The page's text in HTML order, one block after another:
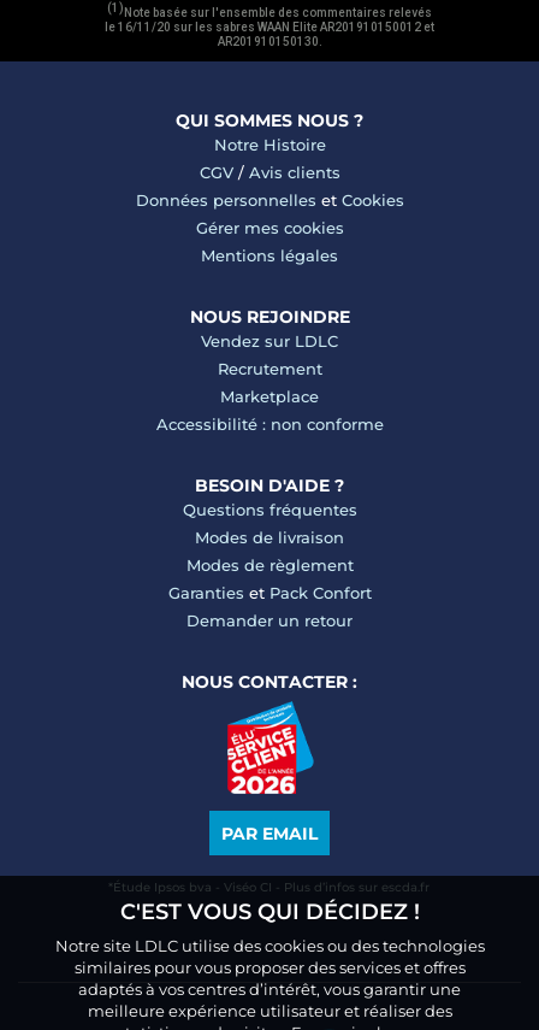
(1) Note basée sur l'ensemble des commentaires relevés
le 16/11/20 sur les sabres WAAN Elite AR201910150012 et
AR201910150130.
QUI SOMMES NOUS ?
Notre Histoire
CGV/ Avis clients
Données personnelles et Cookies
Gérer mes cookies
Mentions légales
NOUS REJOINDRE
Vendez sur LDLC
Recrutement
Marketplace
Accessibilité : non conforme
BESOIN D'AIDE ?
Questions fréquentes
Modes de livraison
Modes de règlement
Garanties et Pack Confort
Demander un retour
NOUS CONTACTER :
PAR EMAIL
*Étude Ipsos bva - Viséo CI - Plus d’infos sur escda.fr
C'EST VOUS QUI DÉCIDEZ !
Notre site LDLC utilise des cookies ou des technologies
similaires pour vous proposer des services et offres
adaptés à vos centres d’intérêt, vous garantir une
meilleure expérience utilisateur et réaliser des